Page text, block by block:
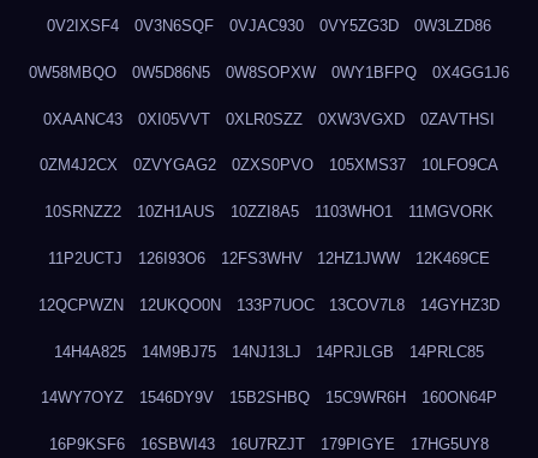
0V2IXSF4 0V3N6SQF 0VJAC930 0VY5ZG3D 0W3LZD86
0W58MBQO 0W5D86N5 0W8SOPXW 0WY1BFPQ 0X4GG1J6
0XAANC43 0XI05VVT 0XLR0SZZ 0XW3VGXD 0ZAVTHSI
0ZM4J2CX 0ZVYGAG2 0ZXS0PVO 105XMS37 10LFO9CA
10SRNZZ2 10ZH1AUS 10ZZI8A5 1103WHO1 11MGVORK
11P2UCTJ 126I93O6 12FS3WHV 12HZ1JWW 12K469CE
12QCPWZN 12UKQO0N 133P7UOC 13COV7L8 14GYHZ3D
14H4A825 14M9BJ75 14NJ13LJ 14PRJLGB 14PRLC85
14WY7OYZ 1546DY9V 15B2SHBQ 15C9WR6H 160ON64P
16P9KSF6 16SBWI43 16U7RZJT 179PIGYE 17HG5UY8